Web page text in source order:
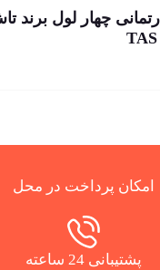
چهار لول برند
امکان پرداخت در محل
پشتیبانی 24 ساعته